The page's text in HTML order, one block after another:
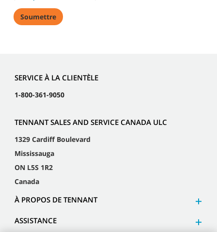
SERVICE À LA CLIENTÈLE
1-800-361-9050
TENNANT SALES AND SERVICE CANADA ULC
1329 Cardiff Boulevard
Mississauga
ON L5S 1R2
Canada
À PROPOS DE TENNANT
ASSISTANCE